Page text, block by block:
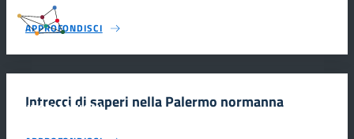
APPROFONDISCI
Intrecci di saperi nella Palermo normanna
INFORMAZIONI